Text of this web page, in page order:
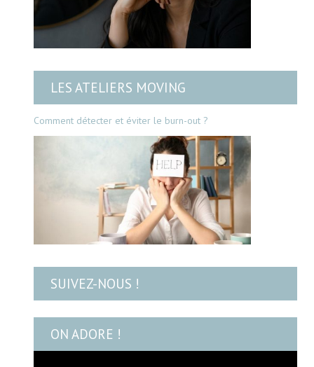
LES ATELIERS MOVING
Comment détecter et éviter le burn-out ?
SUIVEZ-NOUS !
ON ADORE !